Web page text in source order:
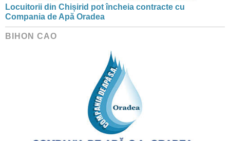
Locuitorii din Chișirid pot încheia contracte cu
Compania de Apă Oradea
BIHON CAO